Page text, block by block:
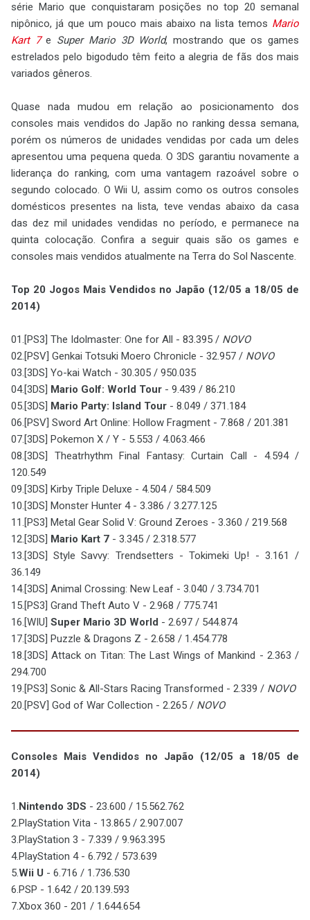
série Mario que conquistaram posições no top 20 semanal
nipônico, já que um pouco mais abaixo na lista temos Mario
Kart 7e Super Mario 3D World, mostrando que os games
estrelados pelo bigodudo têm feito a alegria de fãs dos mais
variados gêneros.
Quase nada mudou em relação ao posicionamento dos
consoles mais vendidos do Japão no ranking dessa semana,
porém os números de unidades vendidas por cada um deles
apresentou uma pequena queda. O 3DS garantiu novamente a
liderança do ranking, com uma vantagem razoável sobre o
segundo colocado. O Wii U, assim como os outros consoles
domésticos presentes na lista, teve vendas abaixo da casa
das dez mil unidades vendidas no período, e permanece na
quinta colocação. Confira a seguir quais são os games e
consoles mais vendidos atualmente na Terra do Sol Nascente.
Top 20 Jogos Mais Vendidos no Japão (12/05 a 18/05 de
2014)
01.[PS3] The Idolmaster: One for All - 83.395 / NOVO
02.[PSV] Genkai Totsuki Moero Chronicle - 32.957 / NOVO
03.[3DS] Yo-kai Watch - 30.305 / 950.035
04.[3DS]
Mario Golf: World Tour - 9.439 / 86.210
05.[3DS]
Mario Party: Island Tour - 8.049 / 371.184
06.[PSV] Sword Art Online: Hollow Fragment - 7.868 / 201.381
07.[3DS] Pokemon X / Y - 5.553 / 4.063.466
08.[3DS] Theatrhythm Final Fantasy: Curtain Call - 4.594 /
120.549
09.[3DS] Kirby Triple Deluxe - 4.504 / 584.509
10.[3DS] Monster Hunter 4 - 3.386 / 3.277.125
11.[PS3] Metal Gear Solid V: Ground Zeroes - 3.360 / 219.568
12.[3DS]
Mario Kart 7 - 3.345 / 2.318.577
13.[3DS] Style Savvy: Trendsetters - Tokimeki Up! - 3.161 /
36.149
14.[3DS] Animal Crossing: New Leaf - 3.040 / 3.734.701
15.[PS3] Grand Theft Auto V - 2.968 / 775.741
16.[WIU] Super Mario 3D World - 2.697 / 544.874
17.[3DS] Puzzle & Dragons Z - 2.658 / 1.454.778
18.[3DS] Attack on Titan: The Last Wings of Mankind - 2.363 /
294.700
19.[PS3] Sonic & All-Stars Racing Transformed - 2.339 / NOVO
20.[PSV] God of War Collection - 2.265 / NOVO
Consoles Mais Vendidos no Japão (12/05 a 18/05 de
2014)
1. Nintendo 3DS - 23.600 / 15.562.762
2.PlayStation Vita - 13.865 / 2.907.007
3.PlayStation 3 - 7.339 / 9.963.395
4.PlayStation 4 - 6.792 / 573.639
5.Wii U - 6.716 / 1.736.530
6.PSP - 1.642 / 20.139.593
7.Xbox 360 - 201 / 1.644.654